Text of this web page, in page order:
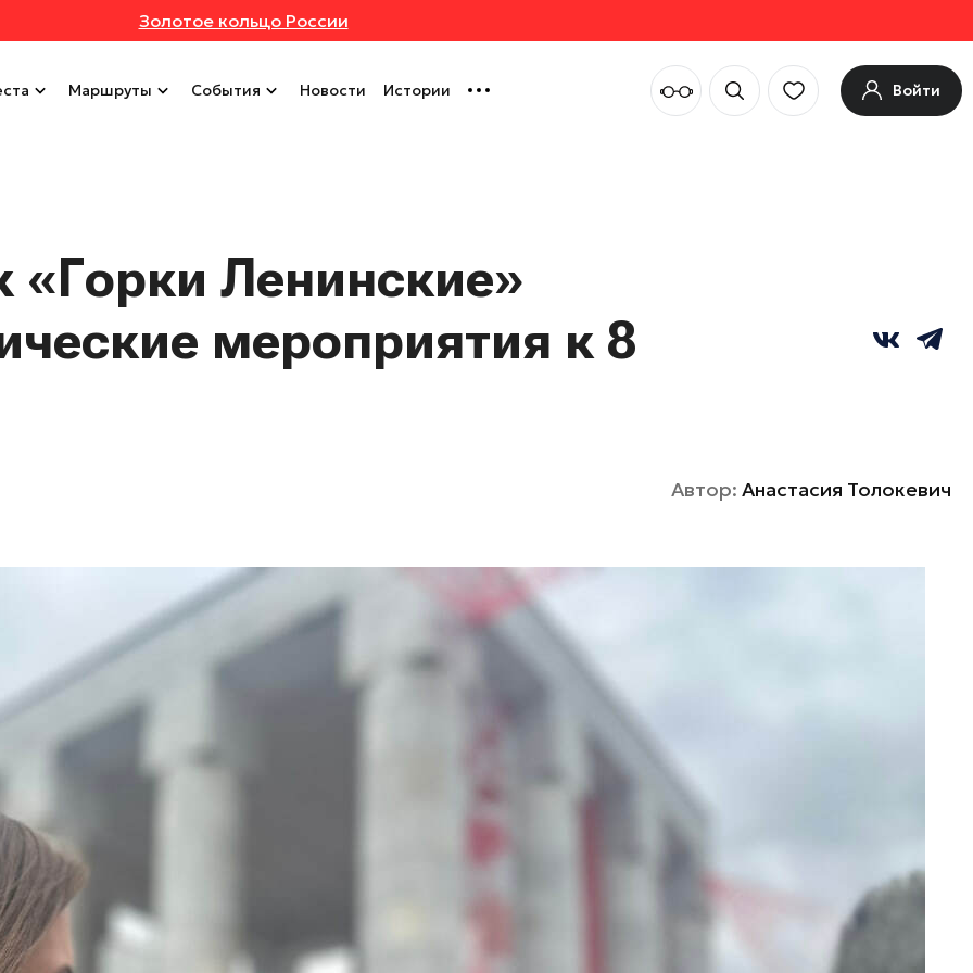
Золотое кольцо России
Маршруты События Новости Истории Войти
«Горки Ленинские»
мероприятия к 8
Автор: Анастасия Толокевич